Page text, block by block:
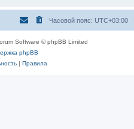
Часовой пояс: UTC+03:00
Software © phpBB Limited
phpBB
| Правила